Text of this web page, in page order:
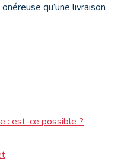
qu’une livraison
: est-ce possible ?